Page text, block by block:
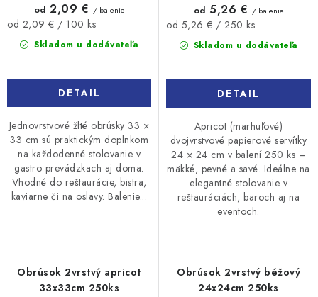
Skladom u dodávateľa
od 2,09 € / balenie
Jednotková
cena:
od 2,09 € / 100 ks
DETAIL
Jednovrstvové žlté obrúsky 33 ×
33 cm sú praktickým doplnkom
na každodenné stolovanie v
gastro prevádzkach aj doma.
Vhodné do reštaurácie, bistra,
kaviarne či na oslavy. Balenie...
Skladom u dodávateľa
od 5,26 € / balenie
Jednotková
cena:
od 5,26 € / 250 ks
DETAIL
Apricot (marhuľové)
dvojvrstvové papierové servítky
24 × 24 cm v balení 250 ks –
mäkké, pevné a savé. Ideálne na
elegantné stolovanie v
reštauráciách, baroch aj na
eventoch.
Obrúsok 2vrstvý apricot
33x33cm 250ks
Obrúsok 2vrstvý béžový
24x24cm 250ks